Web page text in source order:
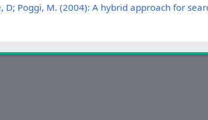
D; Poggi, M. (2004): A hybrid approach for